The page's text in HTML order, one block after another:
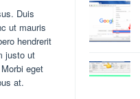
Duis
ut mauris
hendrerit
justo ut
eget
at.